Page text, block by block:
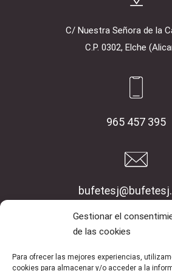
Gestionar el
de las cookies
Para ofrecer las mejores experiencias,
cookies para almacenar y/o acceder a la
C/ Nuestra Señora de la
C.P. 0302, Elche
965 457 395
Inicio
Servicios